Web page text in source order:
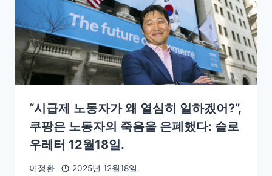
“시급제 노동자가 왜 열심히 일하겠어?”,
쿠팡은 노동자의 죽음을 은폐했다: 슬로
우레터 12월18일.
이정환 2025년 12월18일.